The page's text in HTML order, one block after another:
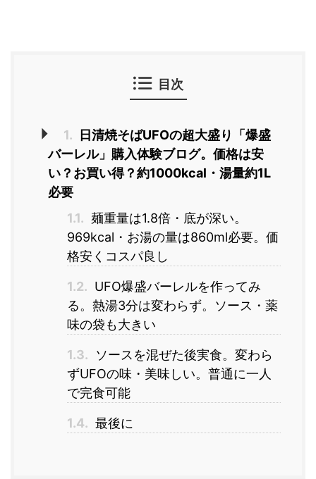
目次
1.
日清焼そばUFOの超大盛り「爆盛
バーレル」購入体験ブログ。価格は安
い？お買い得？約1000kcal・湯量約1L
必要
1.1. 麺重量は1.8倍・底が深い。
969kcal・お湯の量は860ml必要。価
格安くコスパ良し
1.2. UFO爆盛バーレルを作ってみ
る。熱湯3分は変わらず。ソース・薬
味の袋も大きい
1.3.
ソースを混ぜた後実食。変わら
ずUFOの味・美味しい。普通に一人
で完食可能
1.4. 最後に